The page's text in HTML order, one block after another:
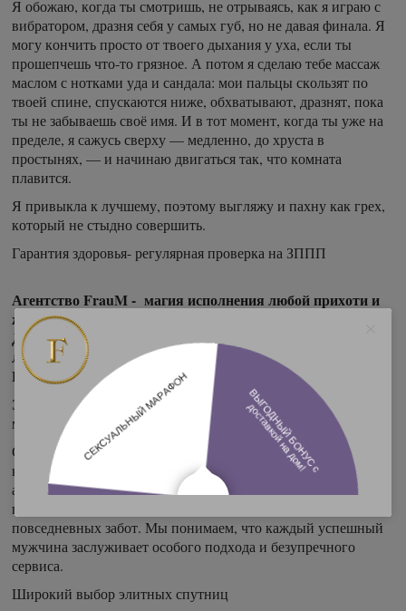
Я обожаю, когда ты смотришь, не отрываясь, как я играю с
вибратором, дразня себя у самых губ, но не давая финала. Я
могу кончить просто от твоего дыхания у уха, если ты
прошепчешь что-то грязное. А потом я сделаю тебе массаж
маслом с нотками уда и сандала: мои пальцы скользят по
твоей спине, спускаются ниже, обхватывают, дразнят, пока
ты не забываешь своё имя. И в тот момент, когда ты уже на
пределе, я сажусь сверху — медленно, до хруста в
простынях, — и начинаю двигаться так, что комната
плавится.
Я привыкла к лучшему, поэтому выгляжу и пахну как грех,
который не стыдно совершить.
Гарантия здоровья- регулярная проверка на ЗППП
Агентство FrauM - магия исполнения любой прихоти и
желания …
Доступна услуга Секс с доставкой на дом. Выезжаем в
любые районы СПБ!
FrauM +7 (921) 941-98-77 (Telegram, WhatsApp).
Элитные проститутки Санкт-Петербурга для искушенных
мужчин!
Современный ритм жизни в Санкт-Петербурге требует
качественного отдыха и восстановления сил. Наше
агентство предлагает элитных проституток, способных
подарить незабываемые впечатления и помочь отвлечься от
повседневных забот. Мы понимаем, что каждый успешный
мужчина заслуживает особого подхода и безупречного
сервиса.
Широкий выбор элитных спутниц